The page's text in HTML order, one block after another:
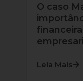
O caso
Leia Mais